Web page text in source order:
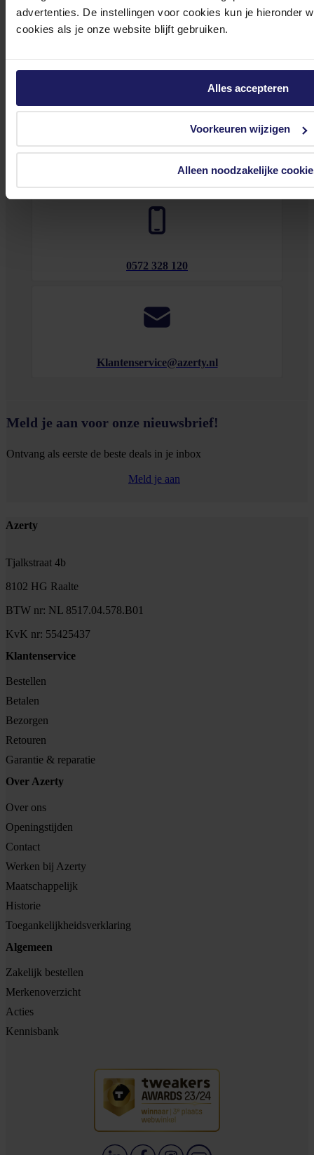
advertenties. De instellingen voor cookies kun je hieronder
cookies als je onze website blijft gebruiken.
Alles accepteren
Voorkeuren wijzigen
Alleen noodzakelijke
medewerkers staan klaar om jouw vragen te beantwoorden en verwijzen je
door indien nodig.
tot 17.00 uur en op zaterdag van 10.00 tot 15.00 uur.
Bekijk onze veelgestelde vragen
0572 328 120
Klantenservice@azerty.nl
Meld je aan voor onze nieuwsbrief!
Ontvang als eerste de beste deals in je inbox
Meld je aan
Footer
Azerty
Tjalkstraat 4b
8102 HG Raalte
BTW nr: NL 8517.04.578.B01
KvK nr: 55425437
Klantenservice
Bestellen
Betalen
Bezorgen
Retouren
Garantie & reparatie
Over Azerty
Over ons
Openingstijden
Contact
Werken bij Azerty
Maatschappelijk
Historie
Toegankelijkheidsverklaring
Algemeen
Zakelijk bestellen
Merkenoverzicht
Acties
Kennisbank